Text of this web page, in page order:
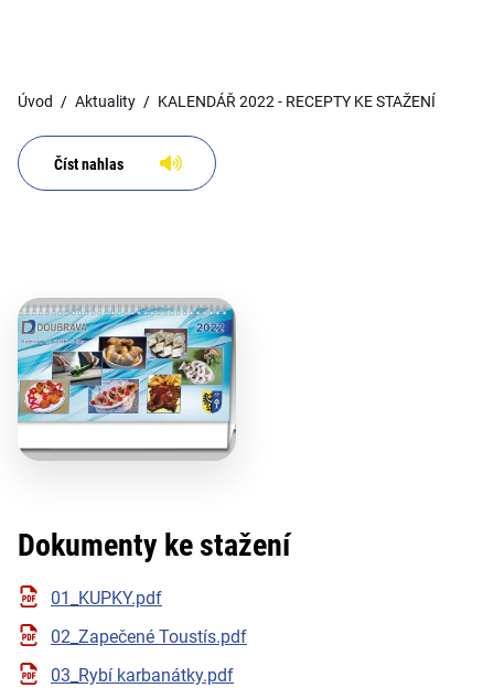
Úvod Aktuality KALENDÁŘ 2022 - RECEPTY KE STAŽENÍ
Číst nahlas
Dokumenty ke stažení
01_KUPKY.pdf
02_Zapečené Toustís.pdf
03_Rybí karbanátky.pdf